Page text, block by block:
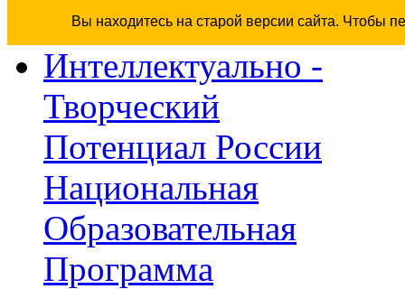
Вы находитесь на старой версии сайта. Чтобы
Интеллектуально -
Творческий
Потенциал России
Национальная
Образовательная
Программа